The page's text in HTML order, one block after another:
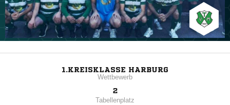
1.KREISKLASSE HARBURG
Wettbewerb
2
Tabellenplatz